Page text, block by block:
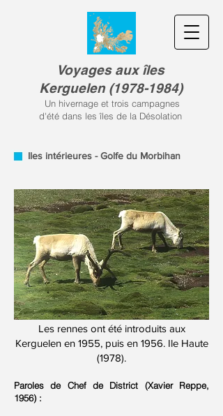
Voyages aux îles
Kerguelen (1978-1984)
Un hivernage et trois campagnes
d'été dans les îles de la Désolation
Iles intérieures - Golfe du Morbihan
Les rennes ont été introduits aux
Kerguelen en 1955, puis en 1956. Ile Haute
(1978).
Paroles de Chef de District (Xavier Reppe,
1956) :